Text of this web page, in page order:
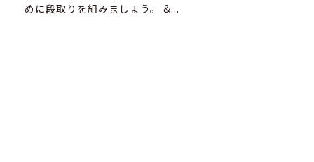
めに段取りを組みましょう。 &...